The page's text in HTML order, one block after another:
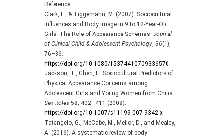
Reference:
Clark, L., & Tiggemann, M. (2007). Sociocultural
Influences and Body Image in 9 to 12-Year-Old
Girls: The Role of Appearance Schemas. Journal
of Clinical Child & Adolescent Psychology 36(1),
76–86.
https://doi.org/10.1080/15374410709336570
Jackson, T., Chen, H. Sociocultural Predictors of
Physical Appearance Concerns among
Adolescent Girls and Young Women from China.
Sex Roles 58, 402–411 (2008).
https://doi.org/10.1007/s11199-007-9342-x
Tatangelo, G., McCabe, M., Mellor, D., and Mealey,
A. (2016). A systematic review of body